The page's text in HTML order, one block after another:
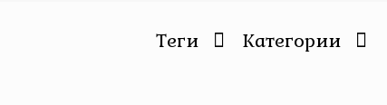
Категории
Теги